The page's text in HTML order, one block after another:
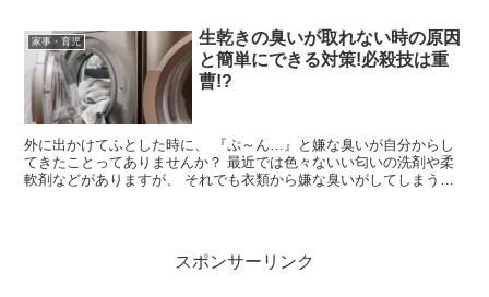
家事・育児
生乾きの臭いが取れない時の原因
と簡単にできる対策!必殺技は重
曹!?
外に出かけてふとした時に、 『ぷ～ん…』と嫌な臭いが自分からし
てきたことってありませんか？ 最近では色々ないい匂いの洗剤や柔
軟剤などがありますが、 それでも衣類から嫌な臭いがしてしまうこ
スポンサーリンク